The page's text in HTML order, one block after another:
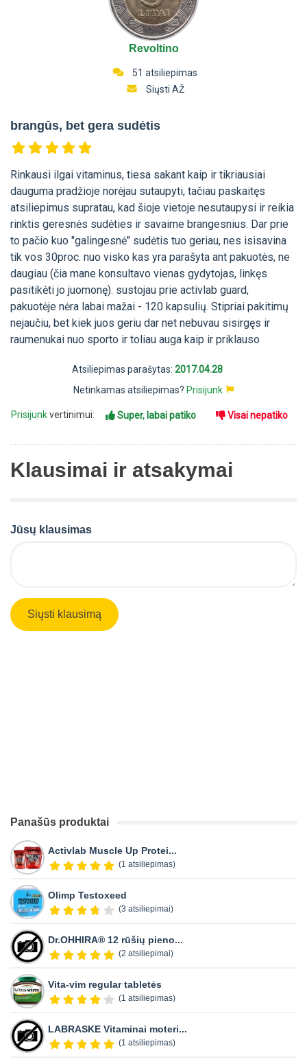
Revoltino
51 atsiliepimas
Siųsti AŽ
brangūs, bet gera sudėtis
Rinkausi ilgai vitaminus, tiesa sakant kaip ir tikriausiai
dauguma pradžioje norėjau sutaupyti, tačiau paskaitęs
atsiliepimus supratau, kad šioje vietoje nesutaupysi ir reikia
rinktis geresnės sudėties ir savaime brangesnius. Dar prie
to pačio kuo "galingesnė" sudėtis tuo geriau, nes isisavina
tik vos 30proc. nuo visko kas yra parašyta ant pakuotės, ne
daugiau (čia mane konsultavo vienas gydytojas, linkęs
pasitikėti jo juomonę). sustojau prie activlab guard,
pakuotėje nėra labai mažai - 120 kapsulių. Stipriai pakitimų
nejaučiu, bet kiek juos geriu dar net nebuvau sisirgęs ir
raumenukai nuo sporto ir toliau auga kaip ir priklauso
Atsiliepimas parašytas: 2017.04.28
Netinkamas atsiliepimas? Prisijunk
Prisijunkvertinimui: Super, labai patiko Visai nepatiko
Klausimai ir atsakymai
Jūsų klausimas
Panašūs produktai
Activlab Muscle Up Protei...
(1 atsiliepimas)
Olimp Testoxeed
(3 atsiliepimai)
Dr.OHHIRA® 12 rūšių pieno...
(2 atsiliepimai)
Vita-vim regular tabletės
(1 atsiliepimas)
LABRASKE Vitaminai moteri...
(1 atsiliepimas)